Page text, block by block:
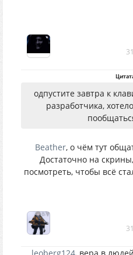
одпустите завтра к
разработчика,
Beather, о чём тут
Достаточно на
посмотреть, чтобы всё